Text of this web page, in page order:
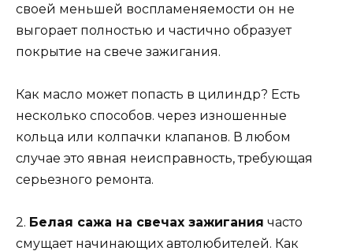
своей меньшей воспламеняемости он не
выгорает полностью и частично образует
покрытие на свече зажигания.
Как масло может попасть в цилиндр? Есть
несколько способов. через изношенные
кольца или колпачки клапанов. В любом
случае это явная неисправность, требующая
серьезного ремонта.
2. Белая сажа на свечах зажигания часто
смущает начинающих автолюбителей. Как